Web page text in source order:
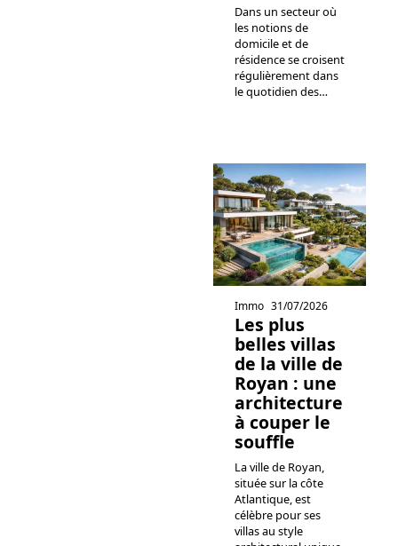
Dans un secteur où
les notions de
domicile et de
résidence se croisent
régulièrement dans
le quotidien des…
Immo 31/07/2026
Les plus
belles villas
de la ville de
Royan : une
architecture
à couper le
souffle
La ville de Royan,
située sur la côte
Atlantique, est
célèbre pour ses
villas au style